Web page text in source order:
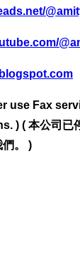
use Fax
) ( 本公司已
。 )